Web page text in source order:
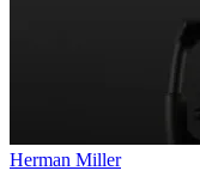
Herman Miller